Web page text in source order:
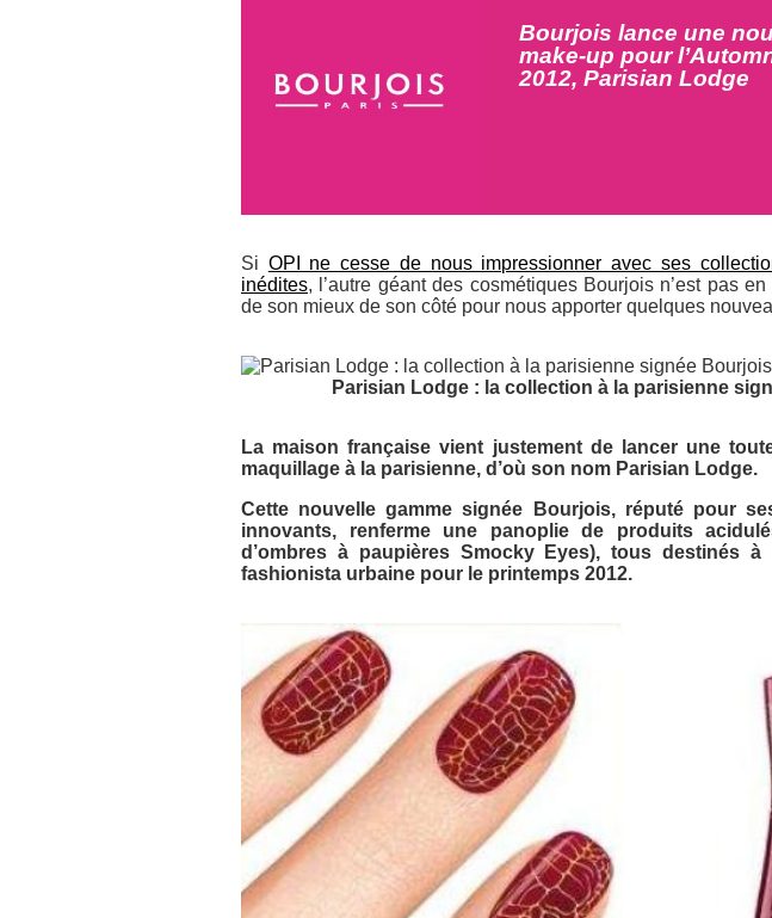
Bourjois lance une
make-up pour
2012, Parisian Lodge
Si OPI ne cesse de nous impressionner avec ses
inédites, l’autre géant des cosmétiques Bourjois n’est pas
de son mieux de son côté pour nous apporter quelques
Parisian Lodge : la collection à la parisienne
La maison française vient justement de lancer une
maquillage à la parisienne, d’où son nom Parisian Lodge.
Cette nouvelle gamme signée Bourjois, réputé pour
innovants, renferme une panoplie de produits
d’ombres à paupières Smocky Eyes), tous destinés
fashionista urbaine pour le printemps 2012.